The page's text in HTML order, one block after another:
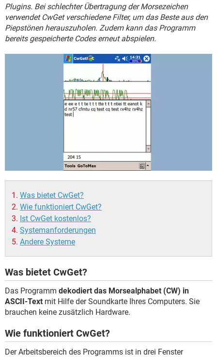
FACEBOOK HARDWARE
Plugins. Bei schlechter Übertragung der Morsezeichen
verwendet CwGet verschiedene Filter, um das Beste aus den
Piepstönen herauszuholen. Zudem kann das Programm
bereits gespeicherte Codes erneut abspielen.
Was bietet CwGet?
Wie funktioniert CwGet?
Ist CwGet kostenlos?
Systemanforderungen
Andere Systeme
Was bietet CwGet?
Das Programm dekodiert das Morsealphabet (CW) in
ASCII-Text mit Hilfe der Soundkarte Ihres Computers. Sie
brauchen keine zusätzlich Hardware.
Wie funktioniert CwGet?
Der Arbeitsbereich des Programms ist in drei Fenster